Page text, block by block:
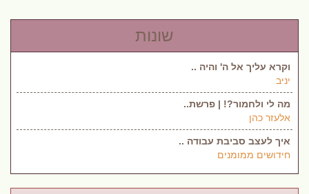
שונות
וקרא עליך אל ה' והיה ..
יניב
מה לי ולחמור?! | פרשת..
אלעזר כהן
איך לעצב סביבת עבודה ..
חידושים ממומנים